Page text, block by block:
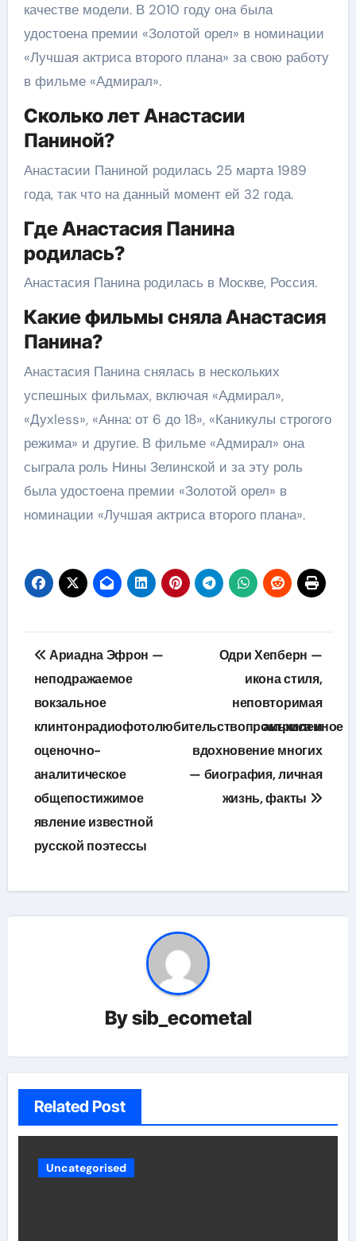
качестве модели. В 2010 году она была
удостоена премии «Золотой орел» в номинации
«Лучшая актриса второго плана» за свою работу
в фильме «Адмирал».
Сколько лет Анастасии
Паниной?
Анастасии Паниной родилась 25 марта 1989
года, так что на данный момент ей 32 года.
Где Анастасия Панина
родилась?
Анастасия Панина родилась в Москве, Россия.
Какие фильмы сняла Анастасия
Панина?
Анастасия Панина снялась в нескольких
успешных фильмах, включая «Адмирал»,
«Духless», «Анна: от 6 до 18», «Каникулы строгого
режима» и другие. В фильме «Адмирал» она
сыграла роль Нины Зелинской и за эту роль
была удостоена премии «Золотой орел» в
номинации «Лучшая актриса второго плана».
Навигация
по
записям
Ариадна Эфрон —
неподражаемое
вокзальное
клинтонрадиофотолюбительствопромышленное
оценочно-
аналитическое
общепостижимое
явление известной
русской поэтессы
Одри Хепберн —
икона стиля,
неповторимая
актриса и
вдохновение многих
— биография, личная
жизнь, факты
Bysib_ecometal
Related Post
Uncategorised